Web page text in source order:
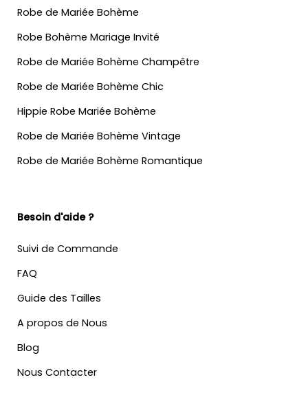
Robe de Mariée Bohème
Robe Bohème Mariage Invité
Robe de Mariée Bohème Champêtre
Robe de Mariée Bohème Chic
Hippie Robe Mariée Bohème
Robe de Mariée Bohème Vintage
Robe de Mariée Bohème Romantique
Besoin d'aide ?
Suivi de Commande
FAQ
Guide des Tailles
A propos de Nous
Blog
Nous Contacter